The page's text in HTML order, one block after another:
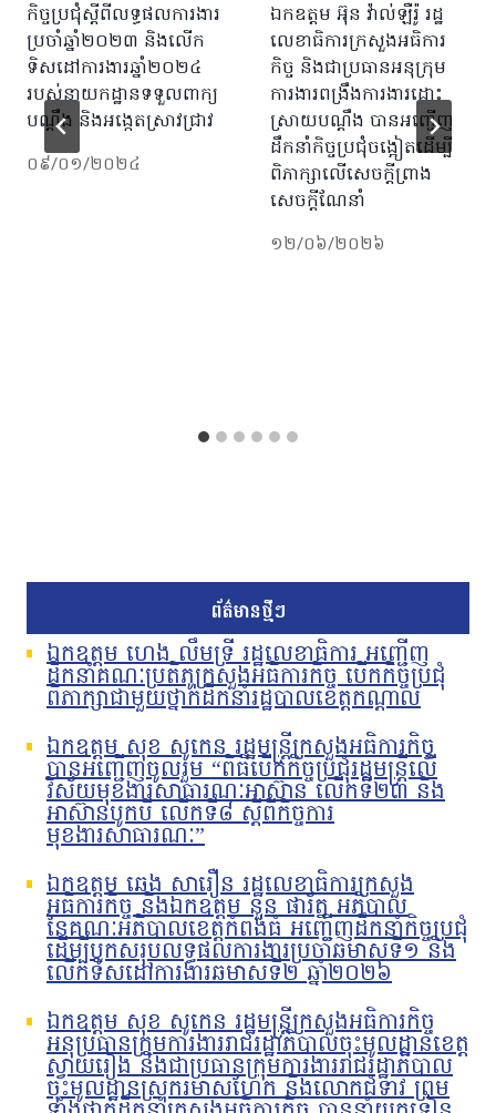
កិច្ចប្រជុំស្តីពីលទ្ធផលការងារ
ប្រចាំឆ្នាំ២០២៣ និងលើក
ទិសដៅការងារឆ្នាំ២០២៤
របស់នាយកដ្ឋានទទួលពាក្យ
បណ្តឹង និងអង្កេតស្រាវជ្រាវ
០៩/០១/២០២៤
ឯកឧត្តម អ៊ុន វ៉ាល់ឡឺរ៉ូ រដ្ឋ
លេខាធិការក្រសួងអធិការ
កិច្ច និងជាប្រធានអនុក្រុម
ការងារពង្រឹងការងារដោះ
ស្រាយបណ្តឹង បានអញ្ជើញ
ដឹកនាំកិច្ចប្រជុំចង្អៀតដើម្បី
ពិភាក្សាលើសេចក្ដីព្រាង
សេចក្តីណែនាំ
១២/០៦/២០២៦
ព័ត៌មានថ្មីៗ
ឯកឧត្តម ហេង លឹមទ្រី រដ្ឋលេខាធិការ អញ្ជើញ
ដឹកនាំគណៈប្រតិភូក្រសួងអធិការកិច្ច បើកកិច្ចប្រជុំ
ពិភាក្សាជាមួយថ្នាក់ដឹកនាំរដ្ឋបាលខេត្តកណ្តាល
ឯកឧត្តម សុខ សូកេន រដ្ឋមន្រ្តីក្រសួងអធិការកិច្ច
បានអញ្ជើញចូលរួម “ពិធីបើកកិច្ចប្រជុំរដ្ឋមន្ត្រីលើ
វិស័យមុខងារសាធារណៈអាស៊ាន លើកទី២៣ និង
អាស៊ានបូកបី លើកទី៨ ស្តីពីកិច្ចការ
មុខងារសាធារណៈ”
ឯកឧត្តម ឆេង សារឿន រដ្ឋលេខាធិការក្រសួង
អធិការកិច្ច និងឯកឧត្តម នួន ផារ័ត្ន អភិបាល
នៃគណៈអភិបាលខេត្តកំពង់ធំ អញ្ជើញដឹកនាំកិច្ចប្រជុំ
ដើម្បីបូកសរុបលទ្ធផលការងារប្រចាំឆមាសទី១ និង
លើកទិសដៅការងារឆមាសទី២ ឆ្នាំ២០២៦
ឯកឧត្តម សុខ សូកេន រដ្ឋមន្រ្តីក្រសួងអធិការកិច្ច
អនុប្រធានក្រុមការងាររាជរដ្ឋាភិបាលចុះមូលដ្ឋានខេត្ត
ស្វាយរៀង និងជាប្រធានក្រុមការងាររាជរដ្ឋាភិបាល
ចុះមូលដ្ឋានស្រុករមាសហែក និងលោកជំទាវ ព្រម